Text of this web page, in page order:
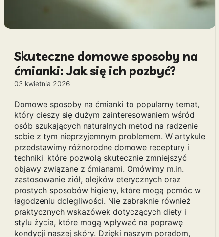
Skuteczne domowe sposoby na
ćmianki: Jak się ich pozbyć?
03 kwietnia 2026
Domowe sposoby na ćmianki to popularny temat,
który cieszy się dużym zainteresowaniem wśród
osób szukających naturalnych metod na radzenie
sobie z tym nieprzyjemnym problemem. W artykule
przedstawimy różnorodne domowe receptury i
techniki, które pozwolą skutecznie zmniejszyć
objawy związane z ćmianami. Omówimy m.in.
zastosowanie ziół, olejków eterycznych oraz
prostych sposobów higieny, które mogą pomóc w
łagodzeniu dolegliwości. Nie zabraknie również
praktycznych wskazówek dotyczących diety i
stylu życia, które mogą wpływać na poprawę
kondycji naszej skóry. Dzięki naszym poradom,